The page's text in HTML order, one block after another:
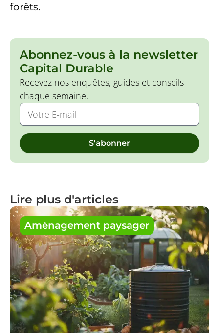
forêts.
Abonnez-vous à la newsletter
Capital Durable
Recevez nos enquêtes, guides et conseils
chaque semaine.
S'abonner
Lire plus d'articles
Aménagement paysager